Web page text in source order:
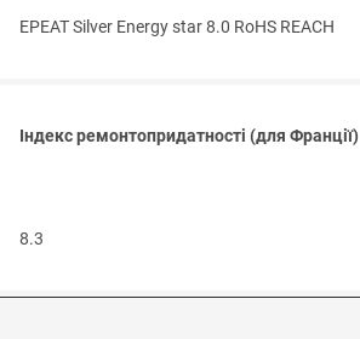
EPEAT Silver Energy star 8.0 RoHS REACH
Індекс ремонтопридатності (для Франції)
8.3